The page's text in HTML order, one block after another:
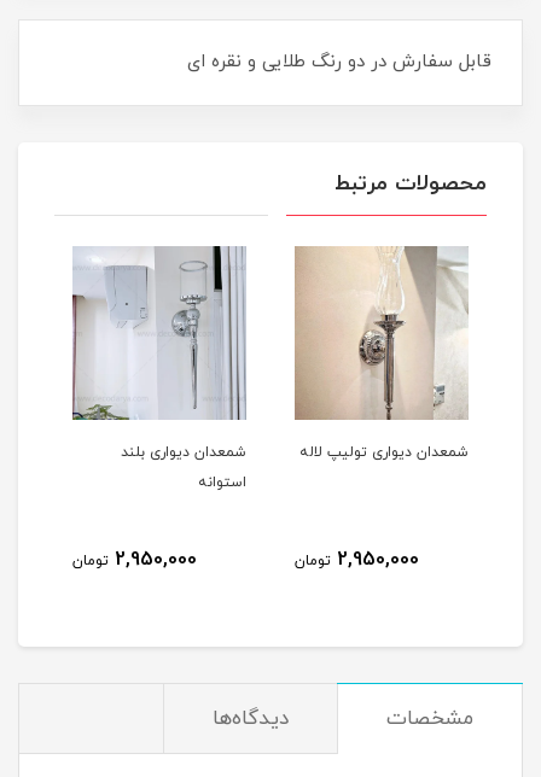
قابل سفارش در دو رنگ طلایی و نقره ای
محصولات مرتبط
شمعدان دیواری تولیپ لاله
2,950,000 تومان
شمعدان دیواری بلند
استوانه
2,950,000 تومان
مشخصات دیدگاه‌ها